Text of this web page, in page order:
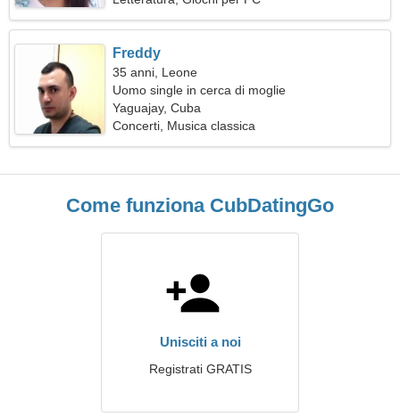
Freddy
35 anni, Leone
Uomo single in cerca di moglie
Yaguajay, Cuba
Concerti, Musica classica
Come funziona CubDatingGo
Unisciti a noi
Registrati GRATIS